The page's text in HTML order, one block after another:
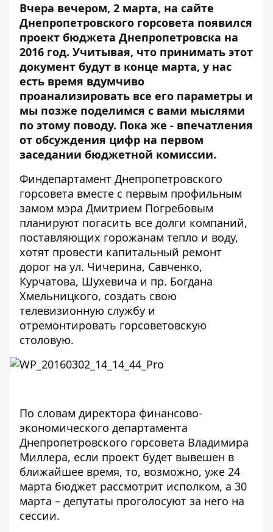
Вчера вечером, 2 марта, на сайте
Днепропетровского горсовета появился
проект бюджета Днепропетровска на
2016 год. Учитывая, что принимать этот
документ будут в конце марта, у нас
есть время вдумчиво
проанализировать все его параметры и
мы позже поделимся с вами мыслями
по этому поводу. Пока же - впечатления
от обсуждения цифр на первом
заседании бюджетной комиссии.
Финдепартамент Днепропетровского
горсовета вместе с первым профильным
замом мэра Дмитрием Погребовым
планируют погасить все долги компаний,
поставляющих горожанам тепло и воду,
хотят провести капитальный ремонт
дорог на ул. Чичерина, Савченко,
Курчатова, Шухевича и пр. Богдана
Хмельницкого, создать свою
телевизионную службу и
отремонтировать горсоветовскую
столовую.
По словам директора финансово-
экономического департамента
Днепропетровского горсовета Владимира
Миллера, если проект будет вывешен в
ближайшее время, то, возможно, уже 24
марта бюджет рассмотрит исполком, а 30
марта – депутаты проголосуют за него на
сессии.